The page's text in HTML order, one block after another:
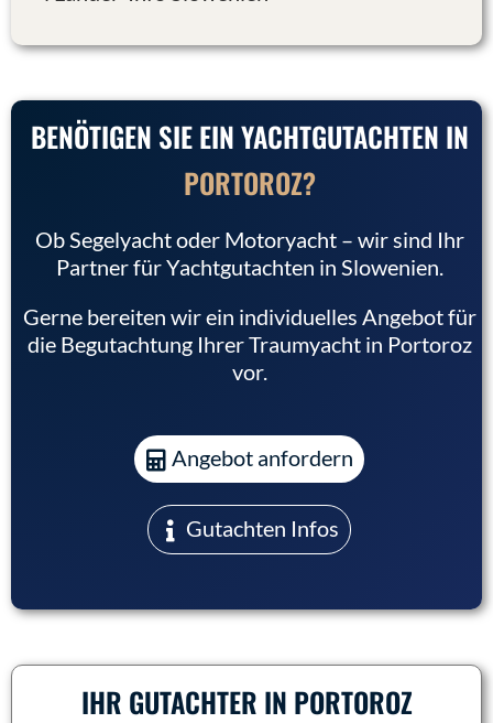
BENÖTIGEN SIE EIN YACHTGUTACHTEN IN
PORTOROZ?
Ob Segelyacht oder Motoryacht – wir sind Ihr
Partner für Yachtgutachten in Slowenien.
Gerne bereiten wir ein individuelles Angebot für
die Begutachtung Ihrer Traumyacht in Portoroz
vor.
Angebot anfordern
Gutachten Infos
IHR GUTACHTER IN PORTOROZ